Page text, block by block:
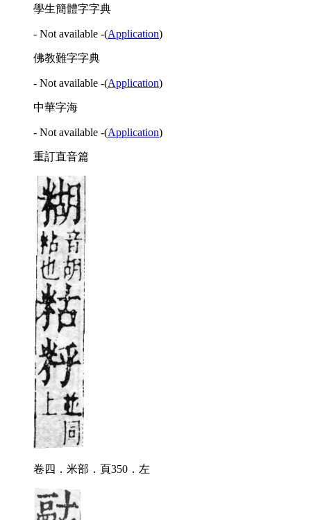
學生簡體字字典
- Not available -(Application)
佛教難字字典
- Not available -(Application)
中華字海
- Not available -(Application)
重訂直音篇
卷四．米部．頁350．左